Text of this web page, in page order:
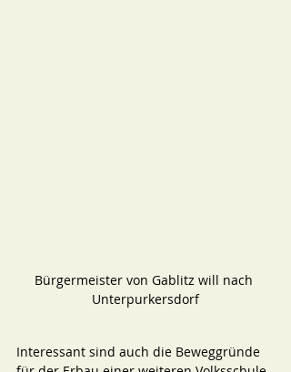
Bürgermeister von Gablitz will nach
Unterpurkersdorf
Interessant sind auch die Beweggründe